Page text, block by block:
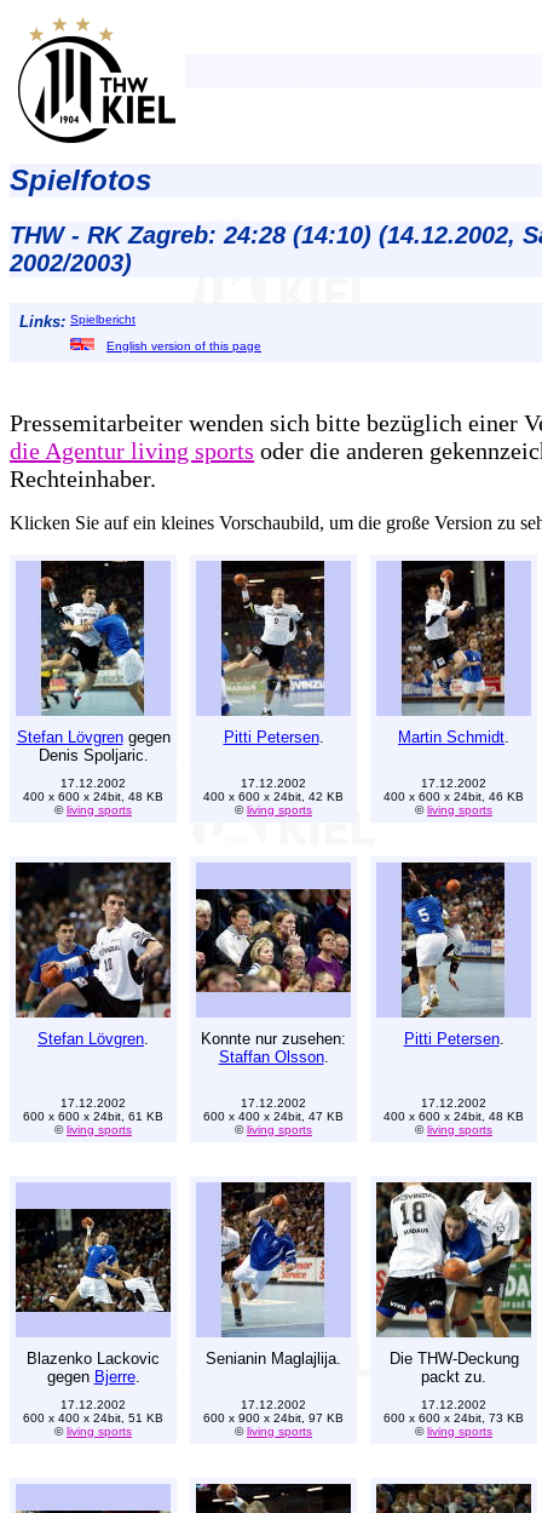
Spielfotos
THW - RK Zagreb: 24:28 (14:10) (14.12.2002,
2002/2003)
Links: Spielbericht
English version of this page
Pressemitarbeiter wenden sich bitte bezüglich einer
die Agentur living sports oder die anderen
Rechteinhaber.
Klicken Sie auf ein kleines Vorschaubild, um die große Version zu
Stefan Lövgrengegen
Denis Spoljaric.
Pitti Petersen. Martin Schmidt.
17.12.2002
400 x 600 x 24bit, 48 KB
©living sports
17.12.2002
400 x 600 x 24bit, 42 KB
©living sports
17.12.2002
400 x 600 x 24bit, 46 KB
©living sports
Stefan Lövgren.
Konnte nur zusehen:
Staffan Olsson.
Pitti Petersen.
17.12.2002
600 x 600 x 24bit, 61 KB
©living sports
17.12.2002
600 x 400 x 24bit, 47 KB
©living sports
17.12.2002
400 x 600 x 24bit, 48 KB
©living sports
Blazenko Lackovic
gegen Bjerre.
Senianin Maglajlija.
Die THW-Deckung
packt zu.
17.12.2002
600 x 400 x 24bit, 51 KB
©living sports
17.12.2002
600 x 900 x 24bit, 97 KB
©living sports
17.12.2002
600 x 600 x 24bit, 73 KB
©living sports